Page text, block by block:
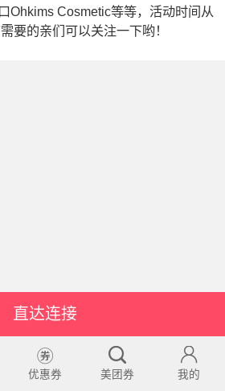
Ohkims Cosmetic等等，活动时间从
要的亲们可以关注一下哟！
直达连接
优惠券 美团券 我的